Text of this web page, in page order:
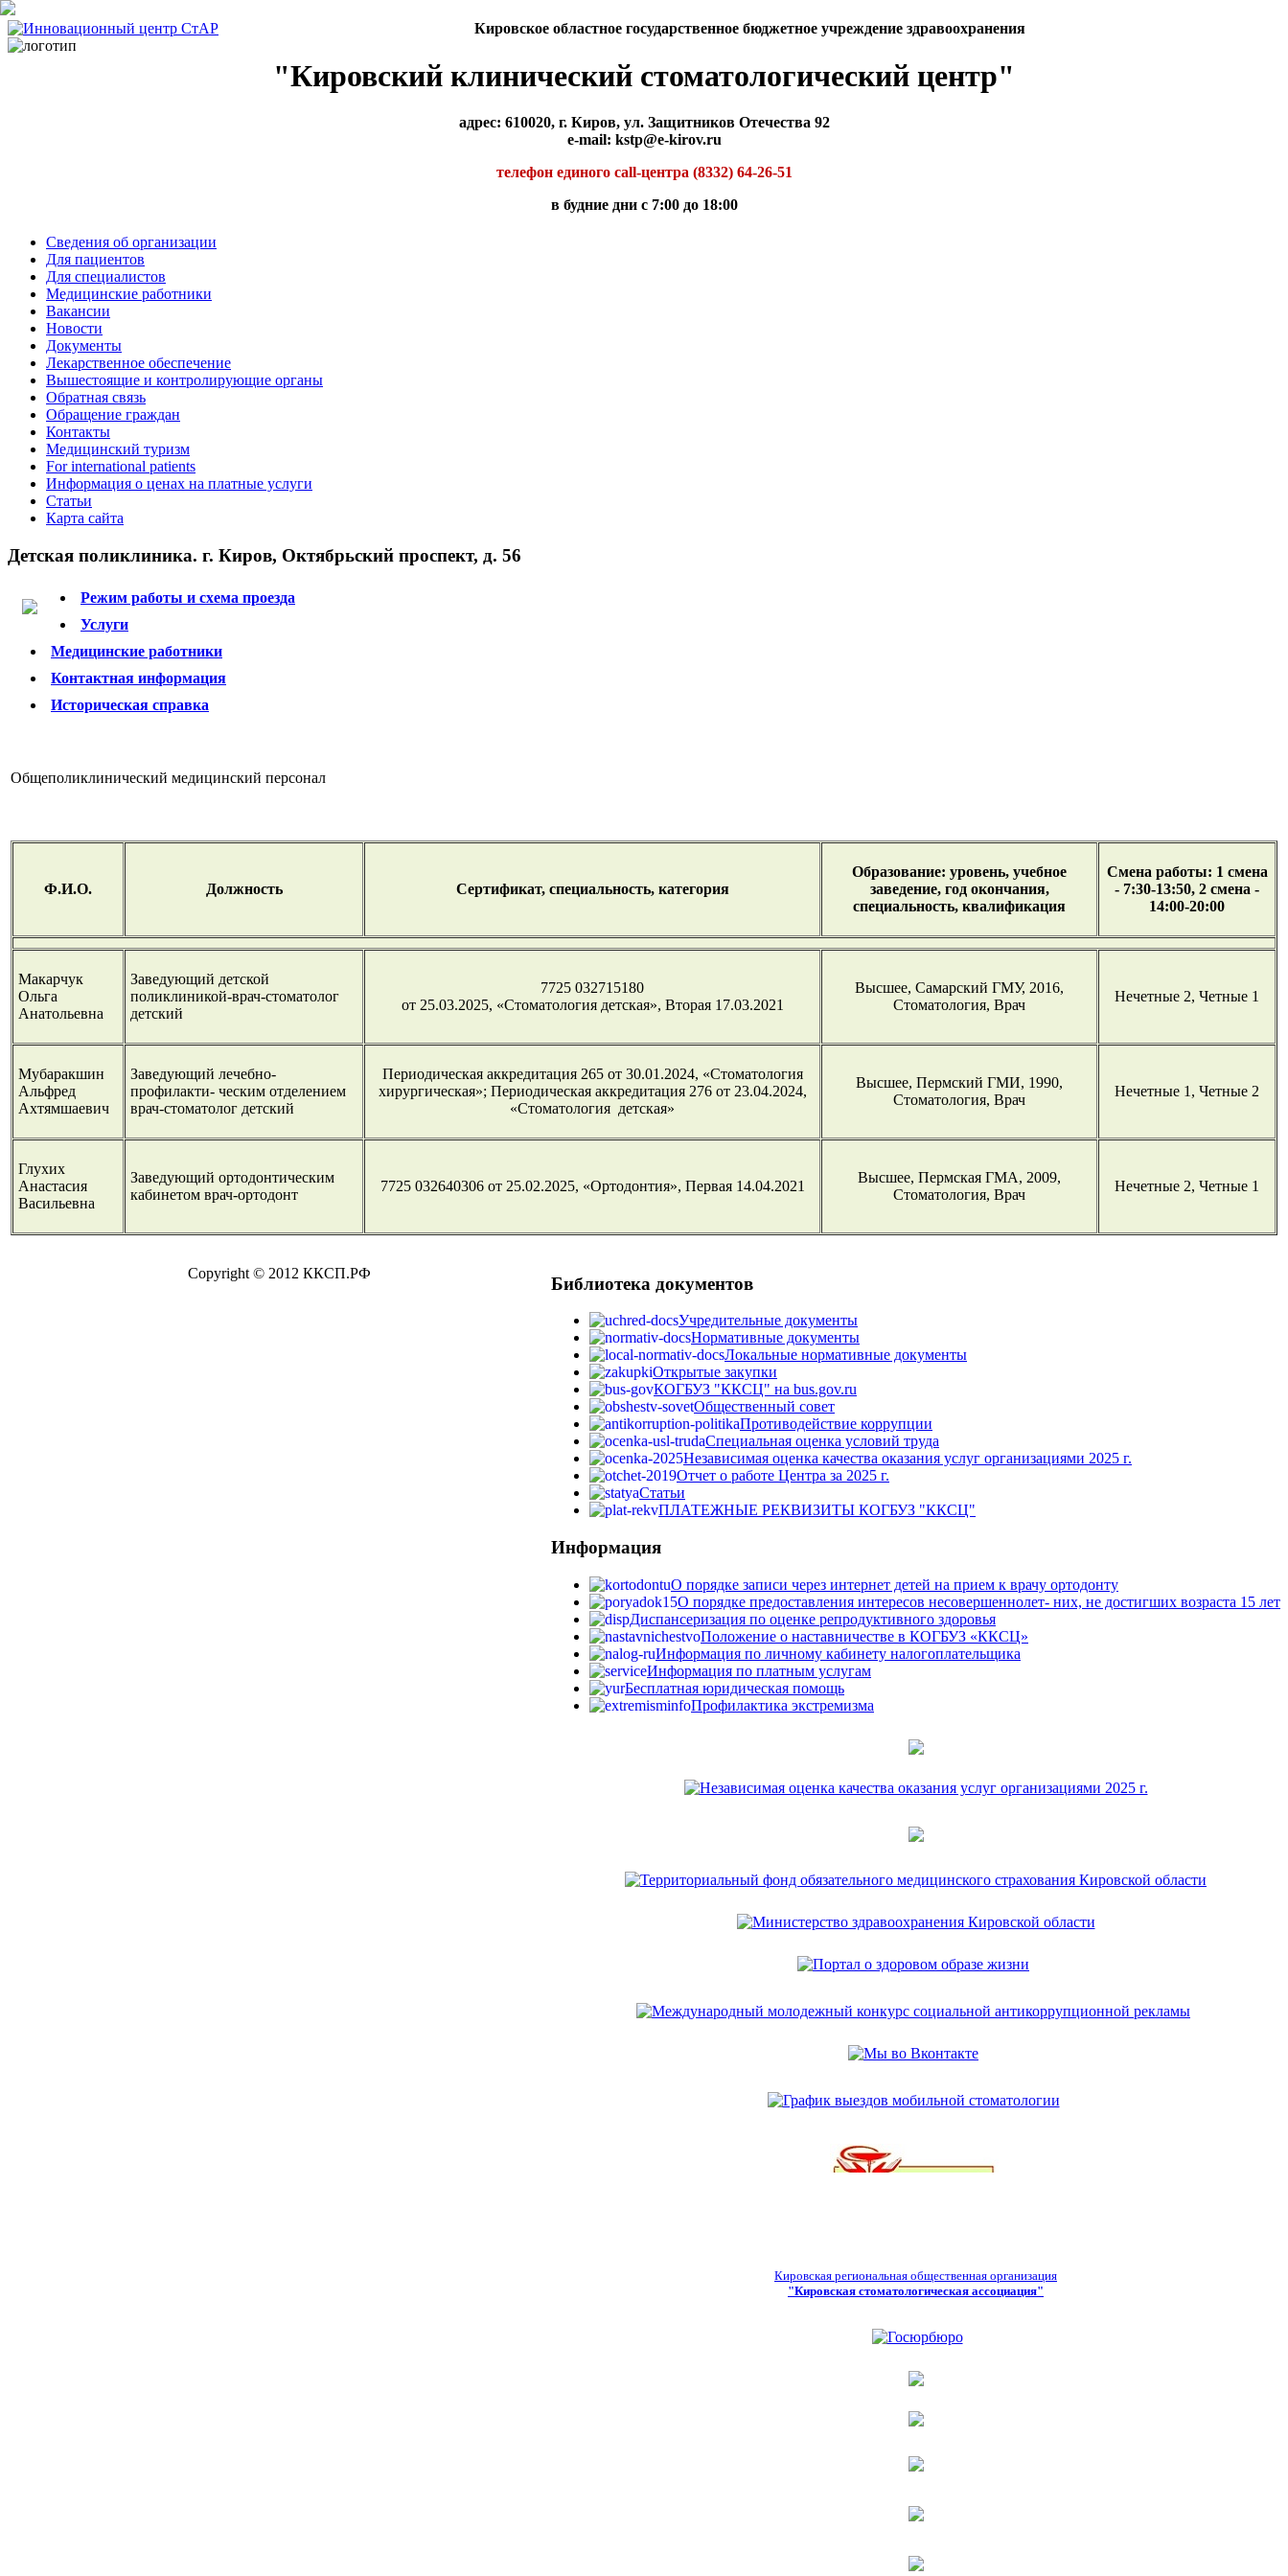
Кировское областное государственное бюджетное учреждение здравоохранения
"Кировский клинический стоматологический центр"
адрес: 610020, г. Киров, ул. Защитников Отечества 92
e-mail: kstp@e-kirov.ru
телефон единого call-центра (8332) 64-26-51
в будние дни с 7:00 до 18:00
Сведения об организации
Для пациентов
Для специалистов
Медицинские работники
Вакансии
Новости
Документы
Лекарственное обеспечение
Вышестоящие и контролирующие органы
Обратная связь
Обращение граждан
Контакты
Медицинский туризм
For international patients
Информация о ценах на платные услуги
Статьи
Карта сайта
Детская поликлиника. г. Киров, Октябрьский проспект, д. 56
Режим работы и схема проезда
Услуги
Медицинские работники
Контактная информация
Историческая справка
Общеполиклинический медицинский персонал
Ф.И.О. Должность Сертификат, специальность, категория
Образование: уровень, учебное
заведение, год окончания,
специальность, квалификация
Смена работы: 1 смена
- 7:30-13:50, 2 смена -
14:00-20:00
Макарчук
Ольга
Анатольевна
Заведующий детской
поликлиникой-врач-стоматолог
детский
7725 032715180
от 25.03.2025, «Стоматология детская», Вторая 17.03.2021
Высшее, Самарский ГМУ, 2016,
Стоматология, Врач
Нечетные 2, Четные 1
Мубаракшин
Альфред
Ахтямшаевич
Заведующий лечебно-
профилакти- ческим отделением
врач-стоматолог детский
Периодическая аккредитация 265 от 30.01.2024, «Стоматология
хирургическая»; Периодическая аккредитация 276 от 23.04.2024,
«Стоматология детская»
Высшее, Пермский ГМИ, 1990,
Стоматология, Врач
Нечетные 1, Четные 2
Глухих
Анастасия
Васильевна
Заведующий ортодонтическим
кабинетом врач-ортодонт
7725 032640306 от 25.02.2025, «Ортодонтия», Первая 14.04.2021
Высшее, Пермская ГМА, 2009,
Стоматология, Врач
Нечетные 2, Четные 1
Библиотека документов
Учредительные документы
Нормативные документы
Локальные нормативные документы
Открытые закупки
КОГБУЗ "ККСЦ" на bus.gov.ru
Общественный совет
Противодействие коррупции
Специальная оценка условий труда
Независимая оценка качества оказания услуг организациями 2025 г.
Отчет о работе Центра за 2025 г.
Статьи
ПЛАТЕЖНЫЕ РЕКВИЗИТЫ КОГБУЗ "ККСЦ"
Информация
О порядке записи через интернет детей на прием к врачу ортодонту
О порядке предоставления интересов несовершеннолет- них, не достигших возраста 15 лет
Диспансеризация по оценке репродуктивного здоровья
Положение о наставничестве в КОГБУЗ «ККСЦ»
Информация по личному кабинету налогоплательщика
Информация по платным услугам
Бесплатная юридическая помощь
Профилактика экстремизма
Кировская региональная общественная организация
"Кировская стоматологическая ассоциация"
Copyright © 2012 ККСП.РФ